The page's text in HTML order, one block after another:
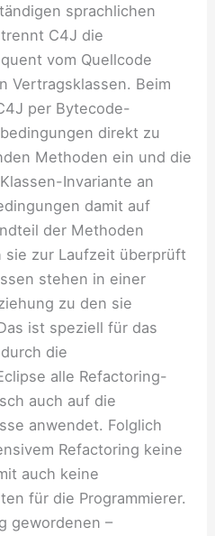
sprachlichen
C4J die
vom Quellcode
Vertragsklassen. Beim
per Bytecode-
direkt zu
Methoden ein und die
Invariante an
damit auf
der Methoden
sie zur Laufzeit überprüft
stehen in einer
zu den sie
ist speziell für das
die
alle Refactoring-
auch auf die
anwendet. Folglich
Refactoring keine
auch keine
für die Programmierer.
gewordenen –